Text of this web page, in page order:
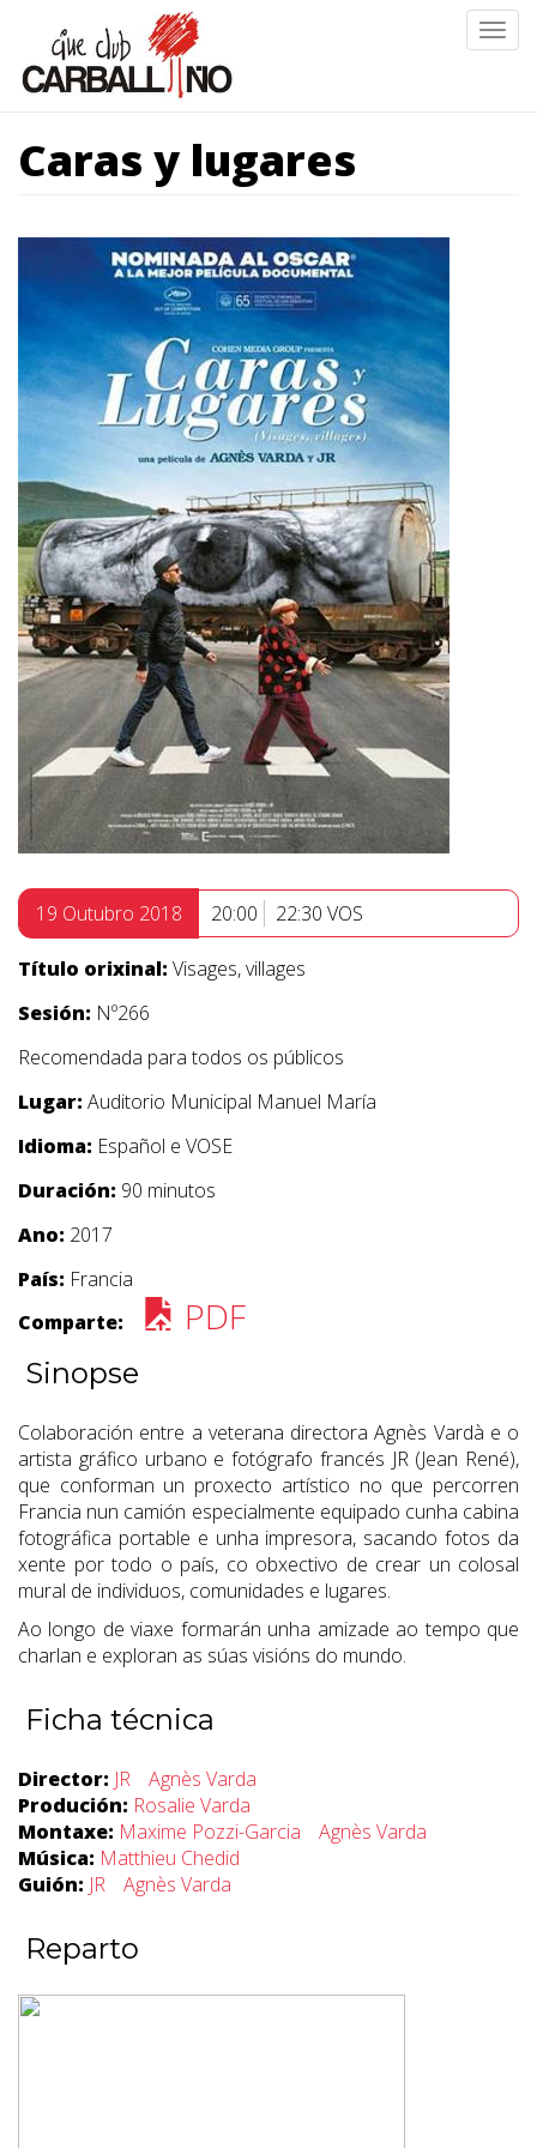
contido
principal
Caras y lugares
19 Outubro 2018 20:00 22:30 VOS
Título orixinal: Visages, villages
Sesión: Nº266
Recomendada para todos os públicos
Lugar: Auditorio Municipal Manuel María
Idioma: Español e VOSE
Duración: 90 minutos
Ano: 2017
País: Francia
Comparte:
PDF
Sinopse
Colaboración entre a veterana directora Agnès Vardà e o
artista gráfico urbano e fotógrafo francés JR (Jean René),
que conforman un proxecto artístico no que percorren
Francia nun camión especialmente equipado cunha cabina
fotográfica portable e unha impresora, sacando fotos da
xente por todo o país, co obxectivo de crear un colosal
mural de individuos, comunidades e lugares.
Ao longo de viaxe formarán unha amizade ao tempo que
charlan e exploran as súas visións do mundo.
Ficha técnica
Director: JR
Agnès Varda
Produción: Rosalie Varda
Montaxe: Maxime Pozzi-Garcia
Agnès Varda
Música: Matthieu Chedid
Guión: JR Agnès Varda
Reparto